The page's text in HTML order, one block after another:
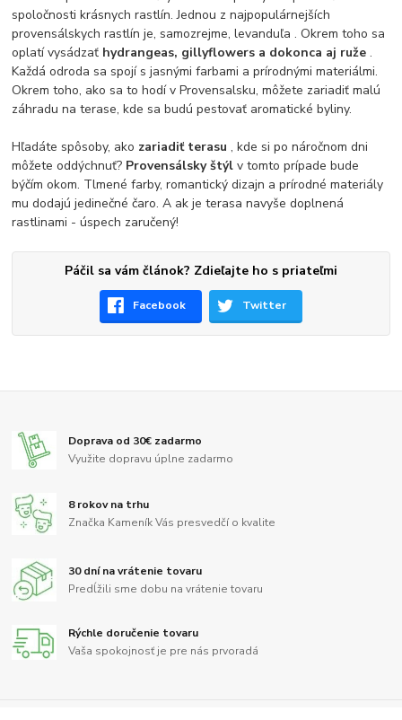
spoločnosti krásnych rastlín. Jednou z najpopulárnejších
provensálskych rastlín je, samozrejme, levanduľa . Okrem toho sa
oplatí vysádzať hydrangeas, gillyflowers a dokonca aj ruže.
Každá odroda sa spojí s jasnými farbami a prírodnými materiálmi.
Okrem toho, ako sa to hodí v Provensalsku, môžete zariadiť malú
záhradu na terase, kde sa budú pestovať aromatické byliny.
Hľadáte spôsoby, ako zariadiť terasu, kde si po náročnom dni
môžete oddýchnuť? Provensálsky štýlv tomto prípade bude
býčím okom. Tlmené farby, romantický dizajn a prírodné materiály
mu dodajú jedinečné čaro. A ak je terasa navyše doplnená
rastlinami - úspech zaručený!
Páčil sa vám článok? Zdieľajte ho s priateľmi
Facebook Twitter
Doprava od 30€ zadarmo
Využite dopravu úplne zadarmo
8 rokov na trhu
Značka Kameník Vás presvedčí o kvalite
30 dní na vrátenie tovaru
Predĺžili sme dobu na vrátenie tovaru
Rýchle doručenie tovaru
Vaša spokojnosť je pre nás prvoradá